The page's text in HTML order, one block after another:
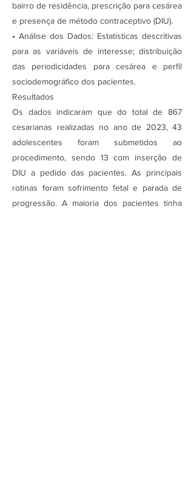
bairro de residência, prescrição para cesárea
e presença de método contraceptivo (DIU).
• Análise dos Dados: Estatísticas descritivas
para as variáveis de interesse; distribuição
das periodicidades para cesárea e perfil
sociodemográfico dos pacientes.
Resultados
Os dados indicaram que do total de 867
cesarianas realizadas no ano de 2023, 43
adolescentes foram submetidos ao
procedimento, sendo 13 com inserção de
DIU a pedido das pacientes. As principais
rotinas foram sofrimento fetal e parada de
progressão. A maioria dos pacientes tinha